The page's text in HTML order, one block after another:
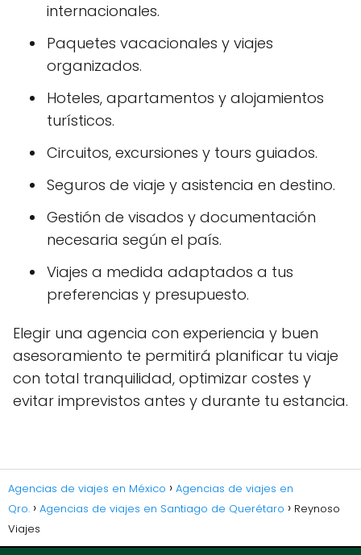
internacionales.
Paquetes vacacionales y viajes
organizados.
Hoteles, apartamentos y alojamientos
turísticos.
Circuitos, excursiones y tours guiados.
Seguros de viaje y asistencia en destino.
Gestión de visados y documentación
necesaria según el país.
Viajes a medida adaptados a tus
preferencias y presupuesto.
Elegir una agencia con experiencia y buen
asesoramiento te permitirá planificar tu viaje
con total tranquilidad, optimizar costes y
evitar imprevistos antes y durante tu estancia.
Agencias de viajes en México
Agencias de viajes en
Qro.
Agencias de viajes en Santiago de Querétaro
Reynoso
Viajes